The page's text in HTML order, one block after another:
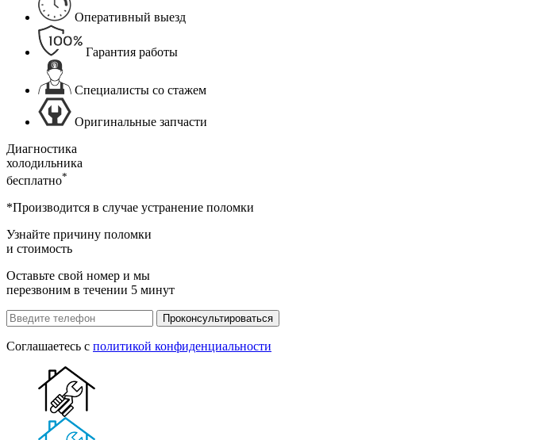
Оперативный выезд
Гарантия работы
Специалисты со стажем
Оригинальные запчасти
Диагностика
холодильника
бесплатно*
*Производится в случае устранение поломки
Узнайте причину поломки
и стоимость
Оставьте свой номер и мы
перезвоним в течении 5 минут
Проконсультироваться
Соглашаетесь с политикой конфиденциальности